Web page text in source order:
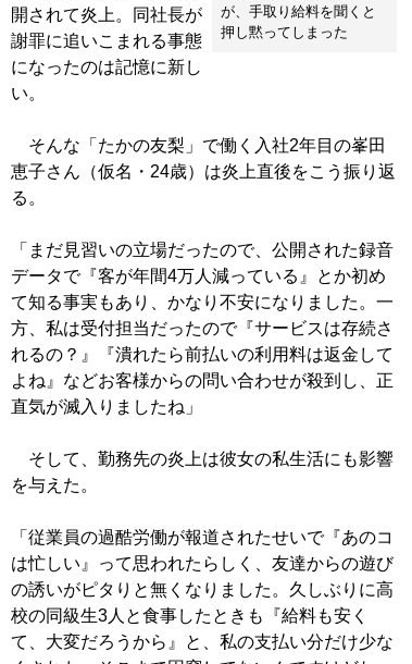
が、手取り給料を聞くと
押し黙ってしまった
開されて炎上。同社長が
謝罪に追いこまれる事態
になったのは記憶に新し
い。
そんな「たかの友梨」で働く入社2年目の峯田
恵子さん（仮名・24歳）は炎上直後をこう振り返
る。
「まだ見習いの立場だったので、公開された録音
データで『客が年間4万人減っている』とか初め
て知る事実もあり、かなり不安になりました。一
方、私は受付担当だったので『サービスは存続さ
れるの？』『潰れたら前払いの利用料は返金して
よね』などお客様からの問い合わせが殺到し、正
直気が滅入りましたね」
そして、勤務先の炎上は彼女の私生活にも影響
を与えた。
「従業員の過酷労働が報道されたせいで『あのコ
は忙しい』って思われたらしく、友達からの遊び
の誘いがピタりと無くなりました。久しぶりに高
校の同級生3人と食事したときも『給料も安く
て、大変だろうから』と、私の支払い分だけ少な